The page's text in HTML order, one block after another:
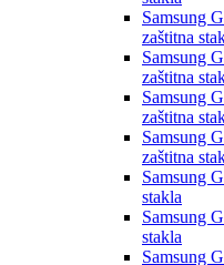
Samsung
zaštitna
Samsung
zaštitna
Samsung
zaštitna
Samsung
zaštitna
Samsung
stakla
Samsung
stakla
Samsung